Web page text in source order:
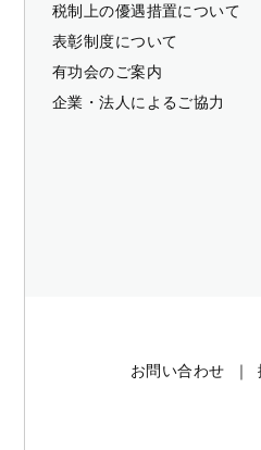
税制上の優遇措置について
表彰制度について
有功会のご案内
企業・法人によるご協力
お問い合わせ